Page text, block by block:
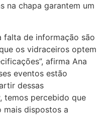
na chapa garantem um
falta de informação são
os vidraceiros optem
afirma Ana
eventos estão
dessas
temos percebido que
mais dispostos a